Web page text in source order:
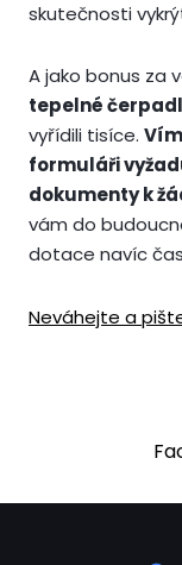
skutečnosti
A jako bonus za
tepelné
vyřídili tisíce.
formuláři
dokumenty k
vám do
dotace navíc
Neváhejte a